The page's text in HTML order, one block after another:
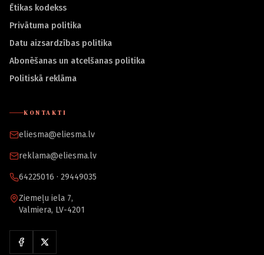
Ētikas kodekss
Privātuma politika
Datu aizsardzības politika
Abonēšanas un atcelšanas politika
Politiskā reklāma
KONTAKTI
eliesma@eliesma.lv
reklama@eliesma.lv
64225016 · 29449035
Ziemeļu iela 7,
Valmiera, LV-4201